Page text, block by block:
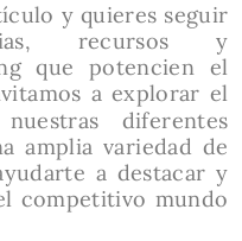
y quieres seguir
recursos y
que potencien el
a explorar el
diferentes
amplia variedad de
a destacar y
competitivo mundo